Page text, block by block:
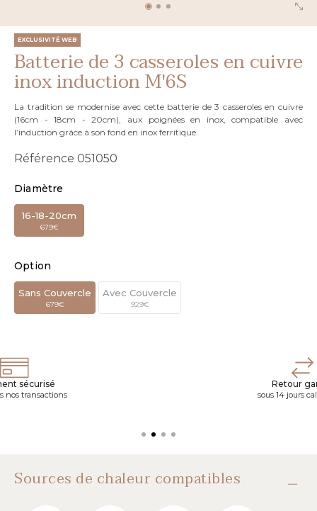
EXCLUSIVITÉ WEB
Batterie de 3 casseroles en cuivre
inox induction M'6S
La tradition se modernise avec cette batterie de 3 casseroles en cuivre
(16cm - 18cm - 20cm), aux poignées en inox, compatible avec
l’induction grâce à son fond en inox ferritique.
Référence 051050
Diamètre
16-18-20cm
679€
Option
Sans Couvercle
679€
Avec Couvercle
929€
sécurisé
nos transactions
Retour
sous 14 jours
Sources de chaleur compatibles